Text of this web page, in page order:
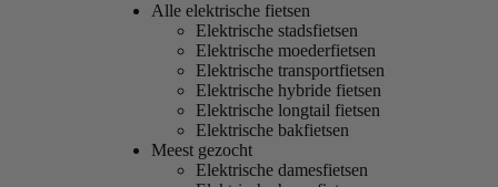
Alle elektrische fietsen
Elektrische stadsfietsen
Elektrische moederfietsen
Elektrische transportfietsen
Elektrische hybride fietsen
Elektrische longtail fietsen
Elektrische bakfietsen
Meest gezocht
Elektrische damesfietsen